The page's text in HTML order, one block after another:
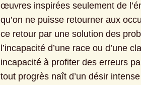
œuvres inspirées seulement de
qu’on ne puisse retourner aux
ce retour par une solution des
l’incapacité d’une race ou d’une
incapacité à profiter des erreurs
tout progrès naît d’un désir